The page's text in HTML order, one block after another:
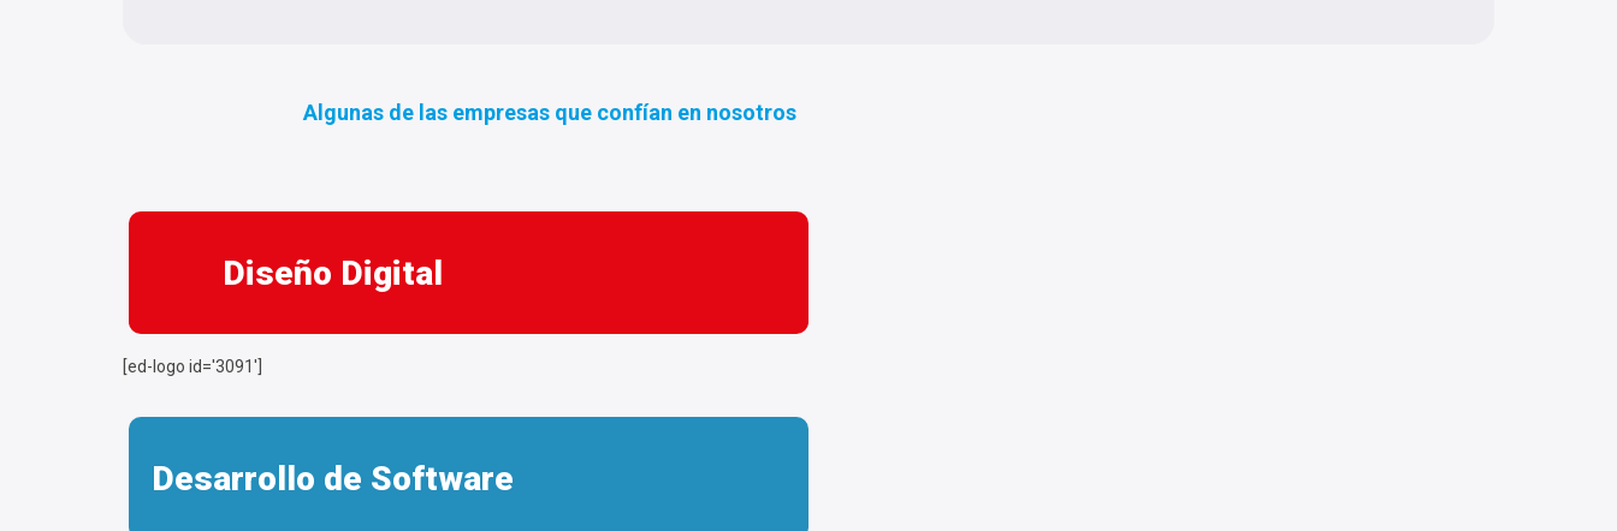
Algunas de las empresas que confían en nosotros
Diseño Digital
[ed-logo id='3091']
Desarrollo de Software